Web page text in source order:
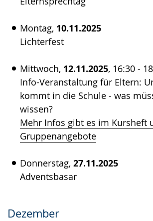
Montag, 10.11.2025
Lichterfest
Mittwoch, 12.11.2025, 16:30 -
Info-Veranstaltung für Eltern:
kommt in die Schule - was
wissen?
Mehr Infos gibt es im Kursheft
Gruppenangebote
Donnerstag, 27.11.2025
Adventsbasar
Dezember